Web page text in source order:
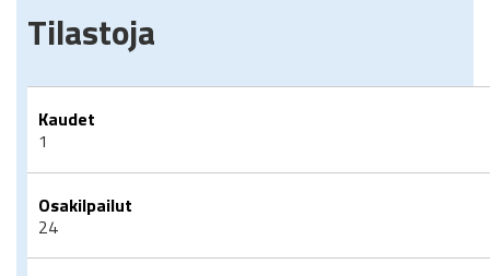
Tilastoja
Kaudet
1
Osakilpailut
24